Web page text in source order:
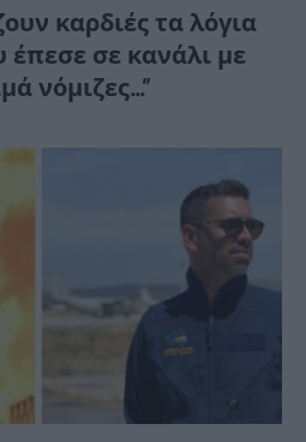
καρδιές τα λόγια
έπεσε σε κανάλι με
νόμιζες…”